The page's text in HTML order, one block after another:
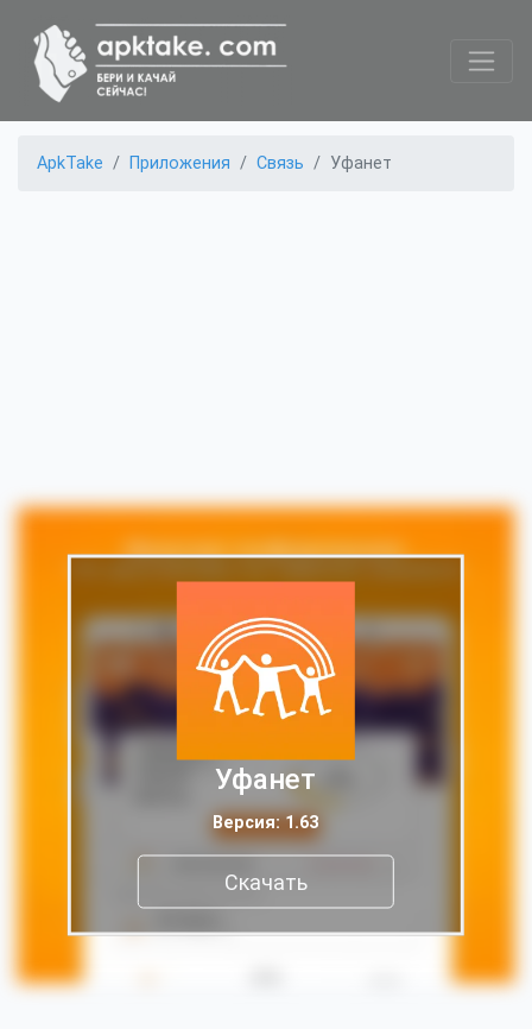
ApkTake Приложения Связь Уфанет
Уфанет
Версия: 1.63
Скачать